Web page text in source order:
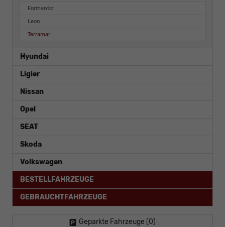
Formentor
Leon
Terramar
Hyundai
Ligier
Nissan
Opel
SEAT
Skoda
Volkswagen
BESTELLFAHRZEUGE
GEBRAUCHTFAHRZEUGE
Geparkte Fahrzeuge (0)